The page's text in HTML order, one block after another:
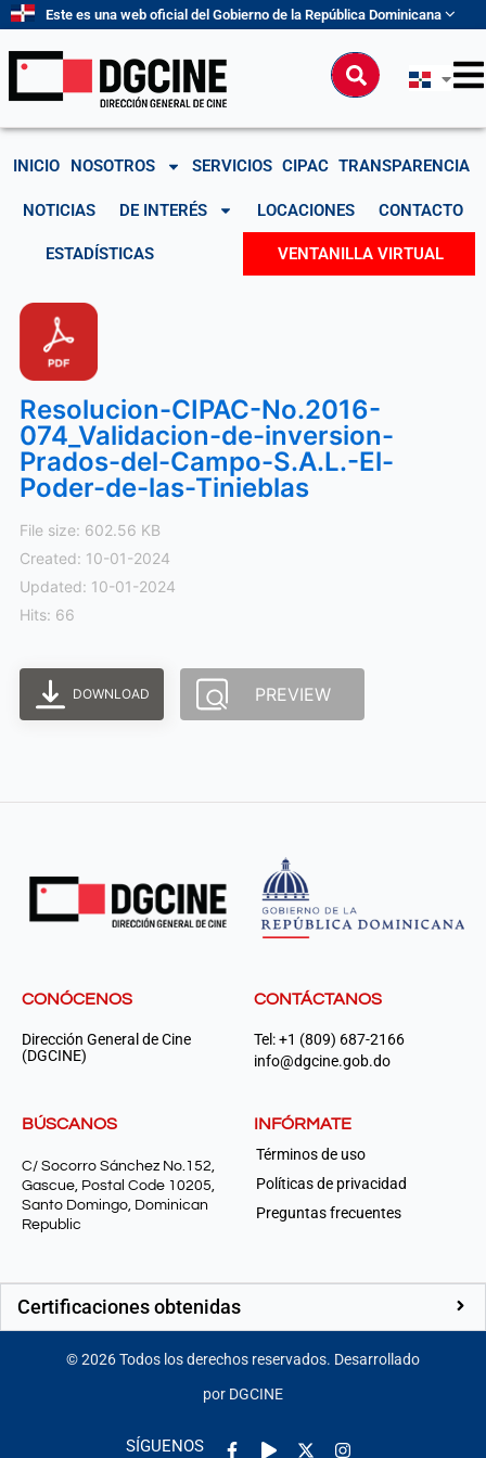
contenido
Este es una web oficial del Gobierno de la República Dominicana
Buscar
INICIO NOSOTROS SERVICIOS CIPAC TRANSPARENCIA
NOTICIAS DE INTERÉS LOCACIONES CONTACTO
ESTADÍSTICAS VENTANILLA VIRTUAL
Resolucion-CIPAC-No.2016-
074_Validacion-de-inversion-
Prados-del-Campo-S.A.L.-El-
Poder-de-las-Tinieblas
File size: 602.56 KB
Created: 10-01-2024
Updated: 10-01-2024
Hits: 66
DOWNLOAD PREVIEW
CONÓCENOS
Dirección General de Cine
(DGCINE)
CONTÁCTANOS
Tel: +1 (809) 687-2166
info@dgcine.gob.do
BÚSCANOS
C/ Socorro Sánchez No.152,
Gascue, Postal Code 10205,
Santo Domingo, Dominican
Republic
INFÓRMATE
Términos de uso
Políticas de privacidad
Preguntas frecuentes
Certificaciones obtenidas
©2026Todos los derechos reservados. Desarrollado
por DGCINE
SÍGUENOS
Facebook-
Play Instagram